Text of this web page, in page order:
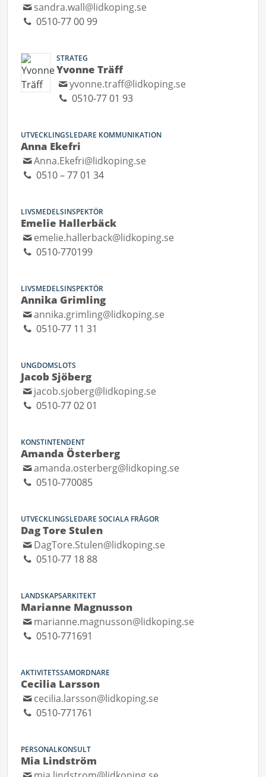
sandra.wall@lidkoping.se
0510-77 00 99
STRATEG
Yvonne Träff
yvonne.traff@lidkoping.se
0510-77 01 93
UTVECKLINGSLEDARE KOMMUNIKATION
Anna Ekefri
Anna.Ekefri@lidkoping.se
0510 – 77 01 34
LIVSMEDELSINSPEKTÖR
Emelie Hallerbäck
emelie.hallerback@lidkoping.se
0510-770199
LIVSMEDELSINSPEKTÖR
Annika Grimling
annika.grimling@lidkoping.se
0510-77 11 31
UNGDOMSLOTS
Jacob Sjöberg
jacob.sjoberg@lidkoping.se
0510-77 02 01
KONSTINTENDENT
Amanda Österberg
amanda.osterberg@lidkoping.se
0510-770085
UTVECKLINGSLEDARE SOCIALA FRÅGOR
Dag Tore Stulen
DagTore.Stulen@lidkoping.se
0510-77 18 88
LANDSKAPSARKITEKT
Marianne Magnusson
marianne.magnusson@lidkoping.se
0510-771691
AKTIVITETSSAMORDNARE
Cecilia Larsson
cecilia.larsson@lidkoping.se
0510-771761
PERSONALKONSULT
Mia Lindström